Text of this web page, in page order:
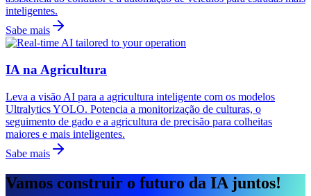
inteligentes.
Sabe mais
IA na Agricultura
Leva a visão AI para a agricultura inteligente com os modelos
Ultralytics YOLO. Potencia a monitorização de culturas, o
seguimento de gado e a agricultura de precisão para colheitas
maiores e mais inteligentes.
Sabe mais
Vamos construir o futuro da IA juntos!